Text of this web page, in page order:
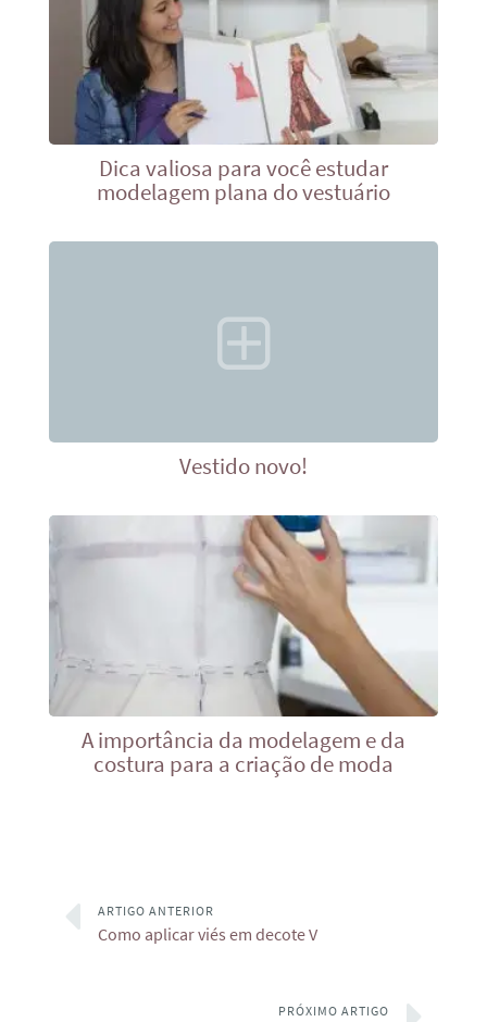
Dica valiosa para você estudar
modelagem plana do vestuário
Vestido novo!
A importância da modelagem e da
costura para a criação de moda
ARTIGO ANTERIOR
Como aplicar viés em decote V
PRÓXIMO ARTIGO